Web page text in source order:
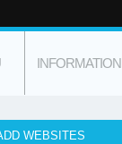
INFORMATION